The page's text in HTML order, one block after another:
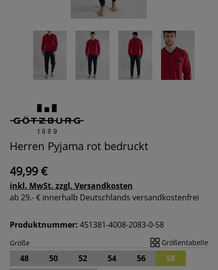
Herren Pyjama rot bedruckt
49,99 €
inkl. MwSt. zzgl. Versandkosten
ab 29.- € innerhalb Deutschlands versandkostenfrei
Produktnummer: 451381-4008-2083-0-58
Größe Größentabelle
48 50 52 54 56
58